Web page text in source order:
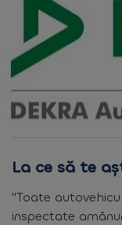
La ce să te
"Toate
inspectate